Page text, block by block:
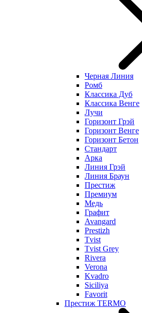
Черная Линия
Ромб
Классика Дуб
Классика Венге
Лучи
Горизонт Грэй
Горизонт Венге
Горизонт Бетон
Стандарт
Арка
Линия Грэй
Линия Браун
Престиж
Премиум
Медь
Графит
Avangard
Prestizh
Tvist
Tvist Grey
Rivera
Verona
Kvadro
Siciliya
Favorit
Престиж TERMO